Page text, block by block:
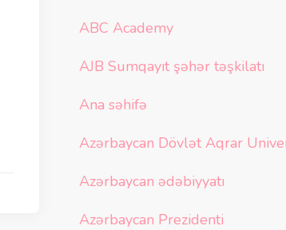
ABC Academy
AJB Sumqayıt şəhər təşkilatı
Ana səhifə
Azərbaycan Dövlət Aqrar
Azərbaycan ədəbiyyatı
Azərbaycan Prezidenti